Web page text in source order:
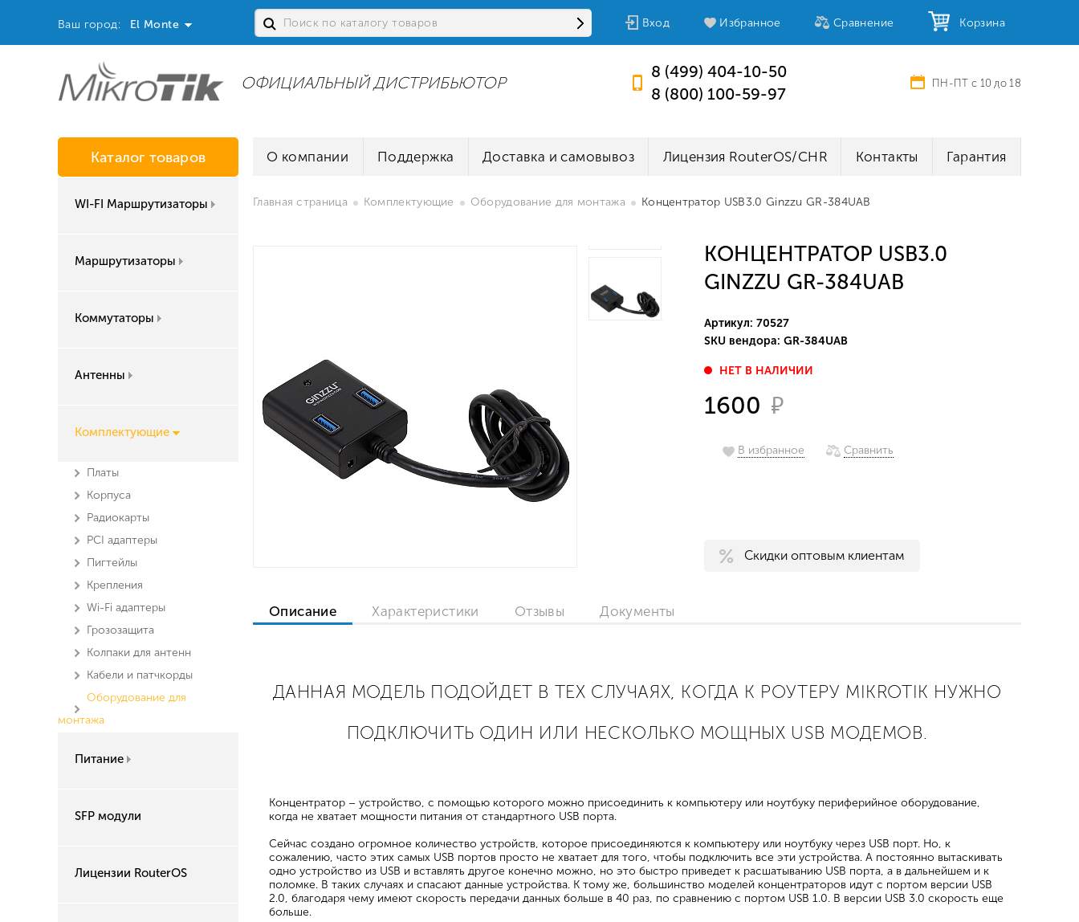
Ваш город: El Monte Вход Избранное Сравнение Корзина
ОФИЦИАЛЬНЫЙ ДИСТРИБЬЮТОР
8 (499) 404-10-50
8 (800) 100-59-97
ПН-ПТ с 10 до 18
Каталог товаров
WI-FI Маршрутизаторы
Маршрутизаторы
Коммутаторы
Антенны
Комплектующие
Платы
Корпуса
Радиокарты
PCI адаптеры
Пигтейлы
Крепления
Wi-Fi адаптеры
Грозозащита
Колпаки для антенн
Кабели и патчкорды
Оборудование для
монтажа
Питание
SFP модули
Лицензии RouterOS
О компании Поддержка Доставка и самовывоз Лицензия RouterOS/CHR Контакты Гарантия
Главная страница Комплектующие Оборудование для монтажа Концентратор USB3.0 Ginzzu GR-384UAB
КОНЦЕНТРАТОР USB3.0
GINZZU GR-384UAB
Артикул: 70527
SKU вендора: GR-384UAB
НЕТ В НАЛИЧИИ
1600 ₽
В избранное Сравнить
Скидки оптовым клиентам
Описание Характеристики Отзывы Документы
ДАННАЯ МОДЕЛЬ ПОДОЙДЕТ В ТЕХ СЛУЧАЯХ, КОГДА К РОУТЕРУ MIKROTIK НУЖНО
ПОДКЛЮЧИТЬ ОДИН ИЛИ НЕСКОЛЬКО МОЩНЫХ USB МОДЕМОВ.
Концентратор – устройство, с помощью которого можно присоединить к компьютеру или ноутбуку периферийное оборудование,
когда не хватает мощности питания от стандартного USB порта.
Сейчас создано огромное количество устройств, которое присоединяются к компьютеру или ноутбуку через USB порт. Но, к
сожалению, часто этих самых USB портов просто не хватает для того, чтобы подключить все эти устройства. А постоянно вытаскивать
одно устройство из USB и вставлять другое конечно можно, но это быстро приведет к расшатыванию USB порта, а в дальнейшем и к
поломке. В таких случаях и спасают данные устройства. К тому же, большинство моделей концентраторов идут с портом версии USB
2.0, благодаря чему имеют скорость передачи данных больше в 40 раз, по сравнению с портом USB 1.0. В версии USB 3.0 скорость еще
больше.